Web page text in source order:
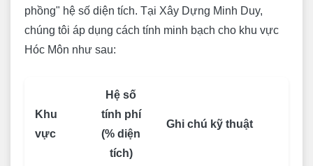
phồng" hệ số diện tích. Tại Xây Dựng Minh Duy,
chúng tôi áp dụng cách tính minh bạch cho khu vực
Hóc Môn như sau:
Khu
vực
Hệ số
tính phí
(% diện
tích)
Ghi chú kỹ thuật